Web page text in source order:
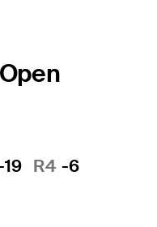
R4 -6